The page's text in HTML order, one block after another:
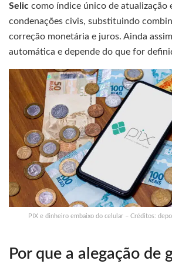
Selic como índice único de atualização
condenações civis, substituindo
correção monetária e juros. Ainda
automática e depende do que for
PIX e dinheiro embaixo do celular – Créditos:
Por que a alegação de